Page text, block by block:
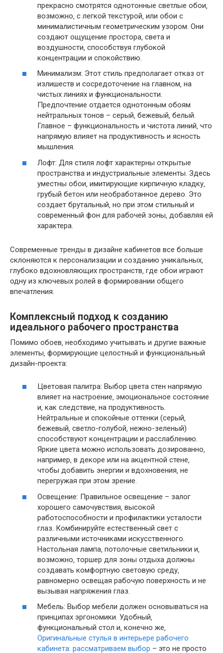
прекрасно смотрятся однотонные светлые обои‚
возможно‚ с легкой текстурой‚ или обои с
минималистичным геометрическим узором. Они
создают ощущение простора‚ света и
воздушности‚ способствуя глубокой
концентрации и спокойствию.
Минимализм: Этот стиль предполагает отказ от
излишеств и сосредоточение на главном‚ на
чистых линиях и функциональности.
Предпочтение отдается однотонным обоям
нейтральных тонов – серый‚ бежевый‚ белый.
Главное – функциональность и чистота линий‚ что
напрямую влияет на продуктивность и ясность
мышления.
Лофт: Для стиля лофт характерны открытые
пространства и индустриальные элементы. Здесь
уместны обои‚ имитирующие кирпичную кладку‚
грубый бетон или необработанное дерево. Это
создает брутальный‚ но при этом стильный и
современный фон для рабочей зоны‚ добавляя ей
характера.
Современные тренды в дизайне кабинетов все больше
склоняются к персонализации и созданию уникальных‚
глубоко вдохновляющих пространств‚ где обои играют
одну из ключевых ролей в формировании общего
впечатления.
Комплексный подход к созданию
идеального рабочего пространства
Помимо обоев‚ необходимо учитывать и другие важные
элементы‚ формирующие целостный и функциональный
дизайн-проекта:
Цветовая палитра: Выбор цвета стен напрямую
влияет на настроение‚ эмоциональное состояние
и‚ как следствие‚ на продуктивность.
Нейтральные и спокойные оттенки (серый‚
бежевый‚ светло-голубой‚ нежно-зеленый)
способствуют концентрации и расслаблению.
Яркие цвета можно использовать дозированно‚
например‚ в декоре или на акцентной стене‚
чтобы добавить энергии и вдохновения‚ не
перегружая при этом зрение.
Освещение: Правильное освещение – залог
хорошего самочувствия‚ высокой
работоспособности и профилактики усталости
глаз. Комбинируйте естественный свет с
различными источниками искусственного.
Настольная лампа‚ потолочные светильники и‚
возможно‚ торшер для зоны отдыха должны
создавать комфортную световую среду‚
равномерно освещая рабочую поверхность и не
вызывая напряжения глаз.
Мебель: Выбор мебели должен основываться на
принципах эргономики. Удобный‚
функциональный стол и‚ конечно же‚
Оригинальные стулья в интерьере рабочего
кабинета: рассматриваем выбор – это не просто